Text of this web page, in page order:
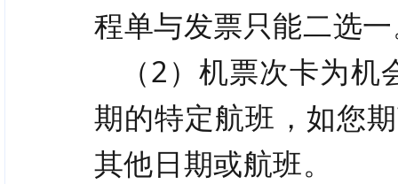
程单与发票只能二选
（2）机票次卡为
期的特定航班，如您
其他日期或航班。